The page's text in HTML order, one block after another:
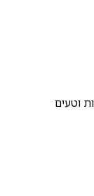
וטעים